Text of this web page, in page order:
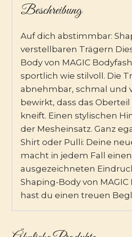
Beschreibung
Auf dich abstimmbar:
verstellbaren Trägern
Body von MAGIC
sportlich wie stilvoll. Die
abnehmbar, schmal und
bewirkt, dass das
kneift. Einen stylischen
der Mesheinsatz. Ganz
Shirt oder Pulli: Deine
macht in jedem Fall einen
ausgezeichneten
Shaping-Body von
hast du einen treuen